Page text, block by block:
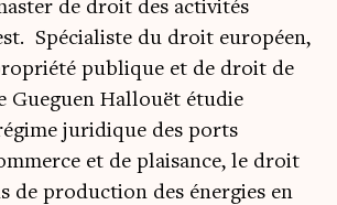
de droit des activités
Spécialiste du droit européen,
publique et de droit de
Gueguen Hallouët étudie
juridique des ports
et de plaisance, le droit
de production des énergies en